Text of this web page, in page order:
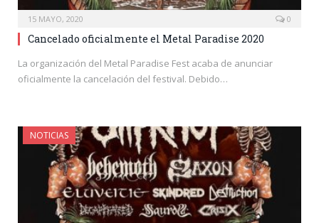
15 MAYO, 2020 0
Cancelado oficialmente el Metal Paradise 2020
La organización del Metal Paradise Fest acaba de anunciar
oficialmente la cancelación del festival. Debido…
NOTICIAS